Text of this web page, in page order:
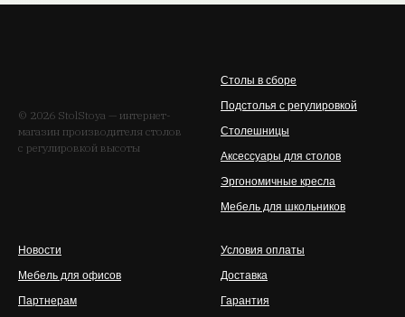
Яндекс Карты не загрузились. Проверьте API-
ключ и разрешённый домен stolstoya.ru.
© 2026 StolStoya — интернет-
магазин производителя столов
с регулировкой высоты
Столы в сборе
Подстолья с регулировкой
Столешницы
Аксессуары для столов
Эргономичные кресла
Мебель для школьников
Новости
Мебель для офисов
Партнерам
Условия оплаты
Доставка
Гарантия